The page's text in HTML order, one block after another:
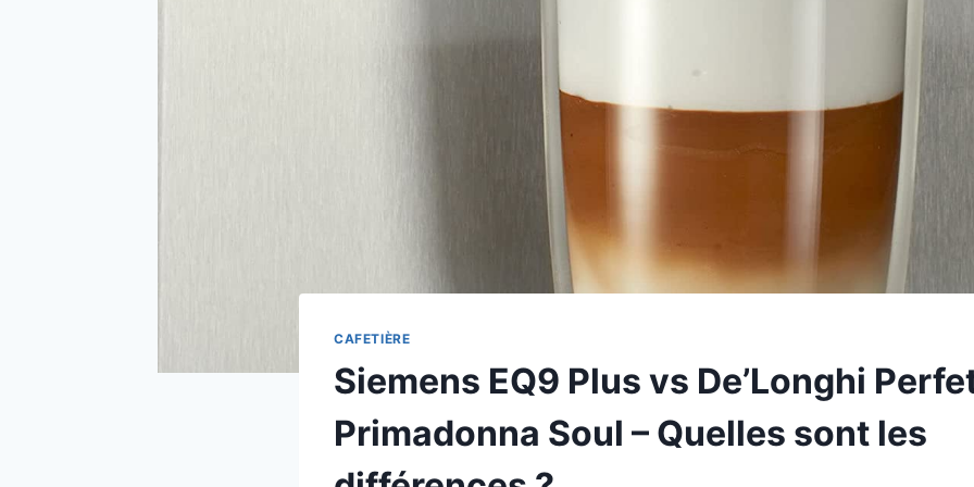
CAFETIÈRE
Siemens EQ9 Plus vs De’Longhi
Primadonna Soul – Quelles sont les